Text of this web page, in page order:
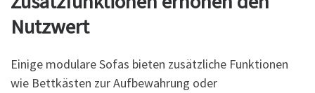
Nutzwert
Einige modulare Sofas bieten zusätzliche Funktionen
wie Bettkästen zur Aufbewahrung oder